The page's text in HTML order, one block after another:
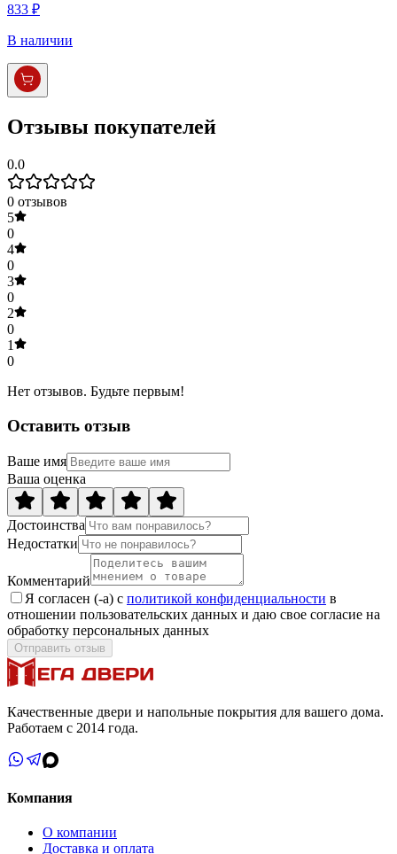
833 ₽
В наличии
Отзывы покупателей
0.0
0 отзывов
5
0
4
0
3
0
2
0
1
0
Нет отзывов. Будьте первым!
Оставить отзыв
Ваше имя
Ваша оценка
Достоинства
Недостатки
Комментарий
Я согласен (-а) с политикой конфиденциальности в
отношении пользовательских данных и даю свое согласие на
обработку персональных данных
Отправить отзыв
Качественные двери и напольные покрытия для вашего дома.
Работаем с 2014 года.
Компания
О компании
Доставка и оплата